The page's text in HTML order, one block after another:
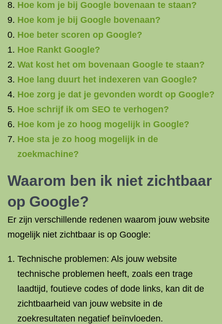
Hoe kom je bij Google bovenaan te staan?
Hoe kom je bij Google bovenaan?
Hoe beter scoren op Google?
Hoe Rankt Google?
Wat kost het om bovenaan Google te staan?
Hoe lang duurt het indexeren van Google?
Hoe zorg je dat je gevonden wordt op Google?
Hoe schrijf ik om SEO te verhogen?
Hoe kom je zo hoog mogelijk in Google?
Hoe sta je zo hoog mogelijk in de
zoekmachine?
Waarom ben ik niet zichtbaar
op Google?
Er zijn verschillende redenen waarom jouw website
mogelijk niet zichtbaar is op Google:
Technische problemen: Als jouw website
technische problemen heeft, zoals een trage
laadtijd, foutieve codes of dode links, kan dit de
zichtbaarheid van jouw website in de
zoekresultaten negatief beïnvloeden.